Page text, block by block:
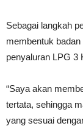
Sebagai langkah
membentuk
penyaluran LPG 3
“Saya akan
tertata, sehingga
yang sesuai